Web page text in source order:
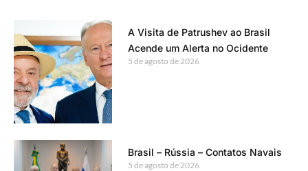
A Visita de Patrushev ao Brasil
Acende um Alerta no Ocidente
5 de agosto de 2026
Brasil – Rússia – Contatos Navais
5 de agosto de 2026